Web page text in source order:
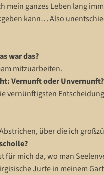
mein ganzes Leben lang
kann… Also
war das?
mitzuarbeiten.
Vernunft oder Unvernunft?
vernünftigsten
über die ich
für mich da, wo man
Jurte in meinem